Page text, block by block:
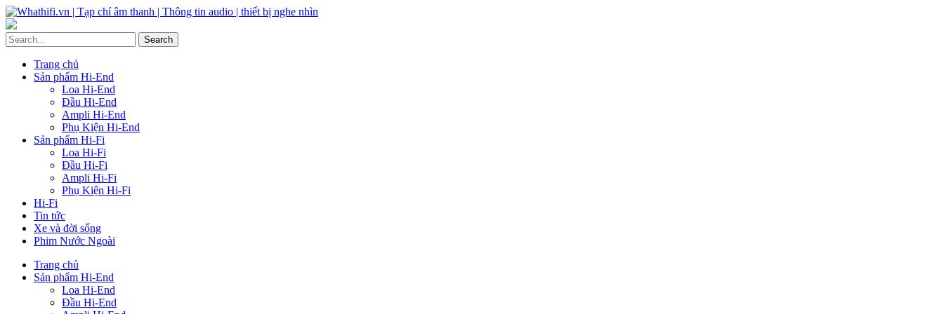
Trang chủ
Sản phẩm Hi-End
Loa Hi-End
Đầu Hi-End
Ampli Hi-End
Phụ Kiện Hi-End
Sản phẩm Hi-Fi
Loa Hi-Fi
Đầu Hi-Fi
Ampli Hi-Fi
Phụ Kiện Hi-Fi
Hi-Fi
Tin tức
Xe và đời sống
Phim Nước Ngoài
Trang chủ
Sản phẩm Hi-End
Loa Hi-End
Đầu Hi-End